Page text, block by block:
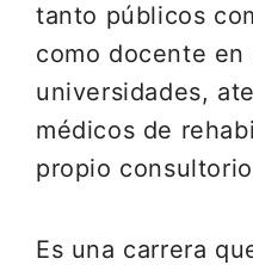
tanto públicos
como docente en
universidades,
médicos de
propio
Es una carrera